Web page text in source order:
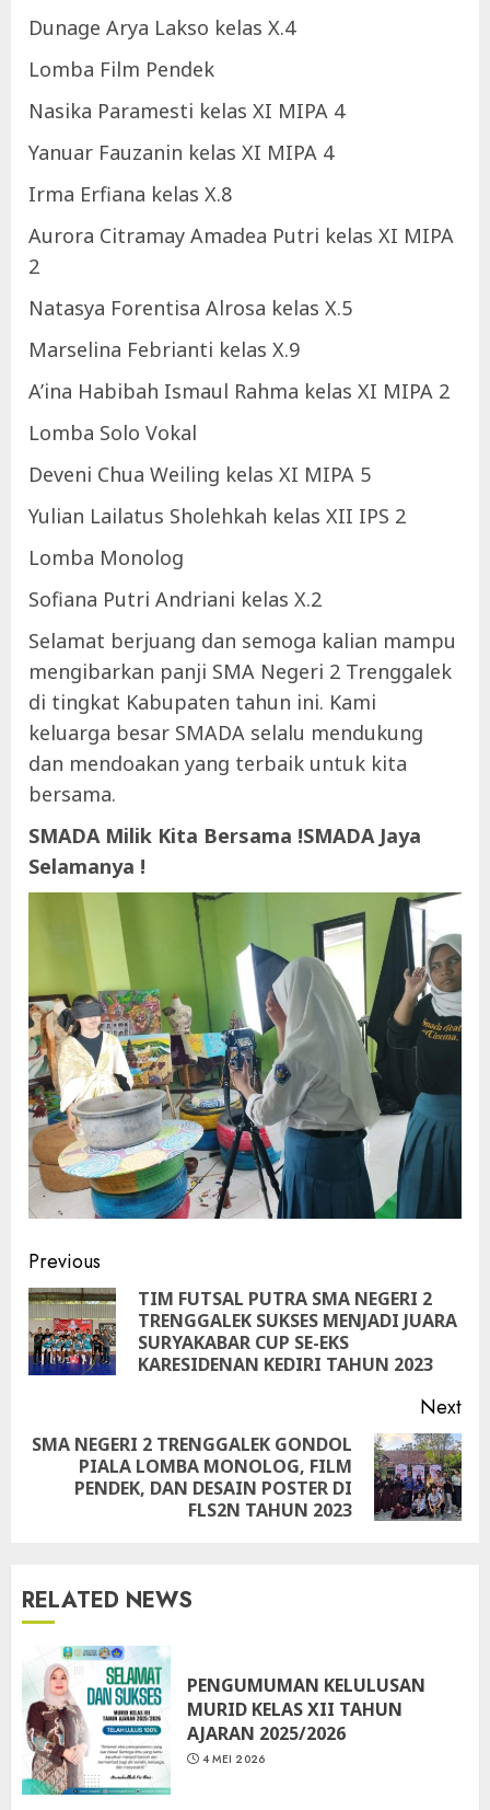
Dunage Arya Lakso kelas X.4
Lomba Film Pendek
Nasika Paramesti kelas XI MIPA 4
Yanuar Fauzanin kelas XI MIPA 4
Irma Erfiana kelas X.8
Aurora Citramay Amadea Putri kelas XI MIPA
2
Natasya Forentisa Alrosa kelas X.5
Marselina Febrianti kelas X.9
A’ina Habibah Ismaul Rahma kelas XI MIPA 2
Lomba Solo Vokal
Deveni Chua Weiling kelas XI MIPA 5
Yulian Lailatus Sholehkah kelas XII IPS 2
Lomba Monolog
Sofiana Putri Andriani kelas X.2
Selamat berjuang dan semoga kalian mampu
mengibarkan panji SMA Negeri 2 Trenggalek
di tingkat Kabupaten tahun ini. Kami
keluarga besar SMADA selalu mendukung
dan mendoakan yang terbaik untuk kita
bersama.
SMADA Milik Kita Bersama !SMADA Jaya
Selamanya !
Continue
Reading
Previous
TIM FUTSAL PUTRA SMA NEGERI 2
TRENGGALEK SUKSES MENJADI JUARA
SURYAKABAR CUP SE-EKS
KARESIDENAN KEDIRI TAHUN 2023
Next
SMA NEGERI 2 TRENGGALEK GONDOL
PIALA LOMBA MONOLOG, FILM
PENDEK, DAN DESAIN POSTER DI
FLS2N TAHUN 2023
RELATED NEWS
PENGUMUMAN KELULUSAN
MURID KELAS XII TAHUN
AJARAN 2025/2026
4 MEI 2026